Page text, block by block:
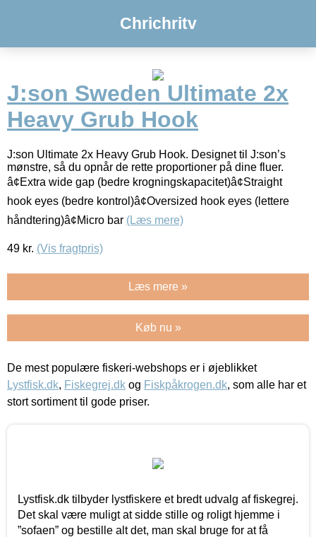
Chrichritv
J:son Sweden Ultimate 2x
Heavy Grub Hook
J:son Ultimate 2x Heavy Grub Hook. Designet til J:son’s
mønstre, så du opnår de rette proportioner på dine fluer.
â¢Extra wide gap (bedre krogningskapacitet)â¢Straight
hook eyes (bedre kontrol)â¢Oversized hook eyes (lettere
håndtering)â¢Micro bar (Læs mere)
49 kr. (Vis fragtpris)
Læs mere »
Køb nu »
De mest populære fiskeri-webshops er i øjeblikket
Lystfisk.dk, Fiskegrej.dk og Fiskpåkrogen.dk, som alle har et
stort sortiment til gode priser.
Lystfisk.dk tilbyder lystfiskere et bredt udvalg af fiskegrej.
Det skal være muligt at sidde stille og roligt hjemme i
”sofaen” og bestille alt det, man skal bruge for at få